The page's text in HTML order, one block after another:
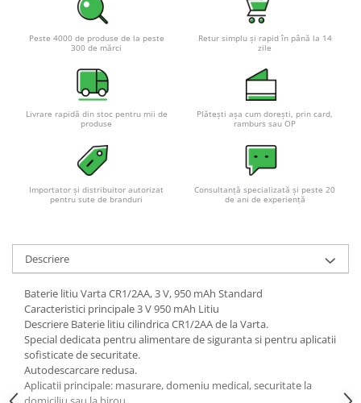
Sisteme de stocare energie
LiFePO4
Sisteme de Stocare Comerciale
Sisteme fotovoltaice complete
Sisteme fotovoltaice de putere
mica (rulota/caravan/case de
Sisteme fotovoltaice profesionale
Pachete sisteme fotovoltaice
Statii de incarcare
electrice
Prize de incarcare vehicule
electrice
Accesorii
Turbine eoliene pentru casă
Peste 4000 de produse de la peste
300 de mărci
Retur simplu și rapid în până la 14
zile
Livrare rapidă din stoc pentru mii de
produse
Plătești așa cum dorești, prin card,
ramburs sau OP
Importator și distribuitor autorizat
pentru sute de branduri
Consultanță specializată și peste 20
de ani de experiență
Descriere
Baterie litiu Varta CR1/2AA, 3 V, 950 mAh Standard
Caracteristici principale 3 V 950 mAh Litiu
Descriere Baterie litiu cilindrica CR1/2AA de la Varta.
Special dedicata pentru alimentare de siguranta si pentru aplicatii
sofisticate de securitate.
Autodescarcare redusa.
Aplicatii principale: masurare, domeniu medical, securitate la